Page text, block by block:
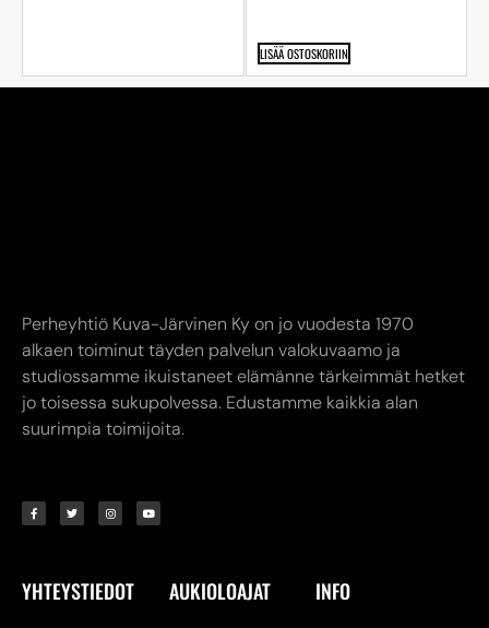
LISÄÄ OSTOSKORIIN
Kuva-Järvinen KY
Annankatu
myymälä. (02) 731
Verkkokauppa